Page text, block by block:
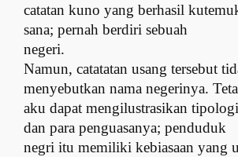
catatan kuno yang berhasil
sana; pernah berdiri sebuah
negeri.
Namun, catatatan usang tersebut
menyebutkan nama negerinya.
aku dapat mengilustrasikan
dan para penguasanya; penduduk
negri itu memiliki kebiasaan